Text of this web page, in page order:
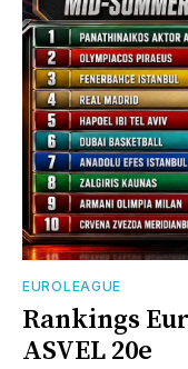
EUROLEAGUE
Rankings
ASVEL 20e